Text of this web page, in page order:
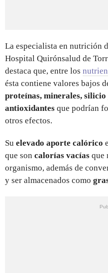
La especialista en nutrición
Hospital Quirónsalud de
destaca que, entre los
ésta contiene valores bajos
proteínas, minerales, silicio
antioxidantes que podrían
otros efectos.
Su elevado aporte calórico
que son calorías vacías que
organismo, además de
y ser almacenados como